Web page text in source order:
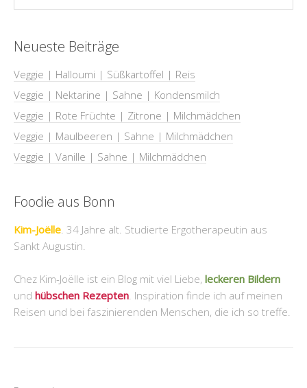
Neueste Beiträge
Veggie | Halloumi | Süßkartoffel | Reis
Veggie | Nektarine | Sahne | Kondensmilch
Veggie | Rote Früchte | Zitrone | Milchmädchen
Veggie | Maulbeeren | Sahne | Milchmädchen
Veggie | Vanille | Sahne | Milchmädchen
Foodie aus Bonn
Kim-Joëlle. 34 Jahre alt. Studierte Ergotherapeutin aus
Sankt Augustin.
Chez Kim-Joëlle ist ein Blog mit viel Liebe, leckeren Bildern
und hübschen Rezepten. Inspiration finde ich auf meinen
Reisen und bei faszinierenden Menschen, die ich so treffe.